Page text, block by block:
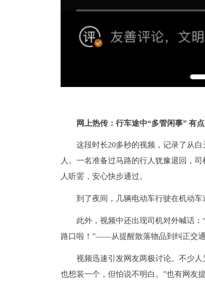
网上热传：行车途中“多管闲事” 有
这段时长20多秒的视频，记录了从
人。一名准备过马路的行人犹豫退回，
人听罢，安心快步通过。
到了夜间，几辆电动车行驶在机动
此外，视频中还出现司机对外喊话
路口啦！”——从提醒散落物品到纠正交通
视频迅速引发网友两极讨论。不少
也想装一个，但怕说不明白。”也有网友